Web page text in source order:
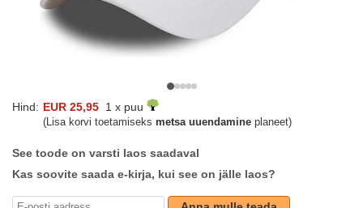
Hind: EUR 25,95 1 x puu
(Lisa korvi toetamiseks metsa uuendamine planeet)
See toode on varsti laos saadaval
Kas soovite saada e-kirja, kui see on jälle laos?